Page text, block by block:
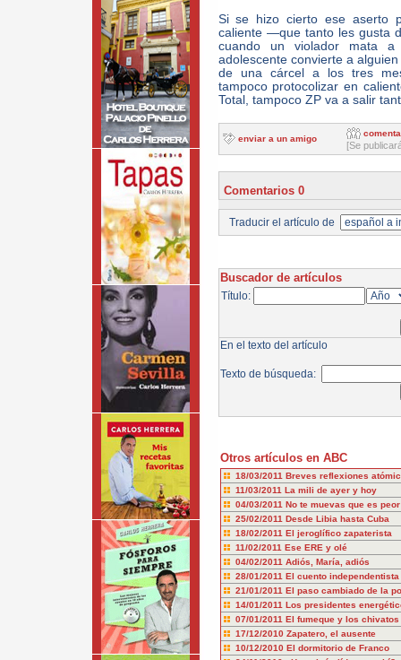
Si se hizo cierto ese aserto
caliente —que tanto les gusta
cuando un violador mata
adolescente convierte a
de una cárcel a los tres
tampoco protocolizar en
Total, tampoco ZP va a salir
enviar a un amigo
[Se
Comentarios 0
Traducir el artículo de
Buscador de artículos
Título:
En el texto del artículo
Texto de búsqueda:
Otros artículos en ABC
18/03/2011 Breves reflexiones
11/03/2011 La mili de ayer y hoy
04/03/2011 No te muevas que es peor
25/02/2011 Desde Libia hasta Cuba
18/02/2011 El jeroglífico zapaterista
11/02/2011 Ese ERE y olé
04/02/2011 Adiós, María, adiós
28/01/2011 El cuento independentista
21/01/2011 El paso cambiado de la
14/01/2011 Los presidentes
07/01/2011 El fumeque y los chivatos
17/12/2010 Zapatero, el ausente
10/12/2010 El dormitorio de Franco